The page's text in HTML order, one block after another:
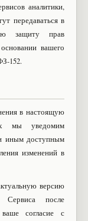
аналитики,
передаваться в
защиту прав
вашего
152.
в настоящую
мы уведомим
иным доступным
изменений в
версию
Сервиса после
согласие с